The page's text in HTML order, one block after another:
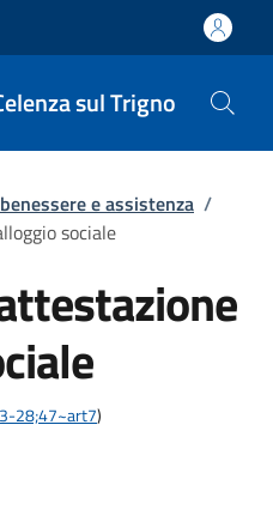
sul Trigno
e assistenza /
sociale
28;47~art7)